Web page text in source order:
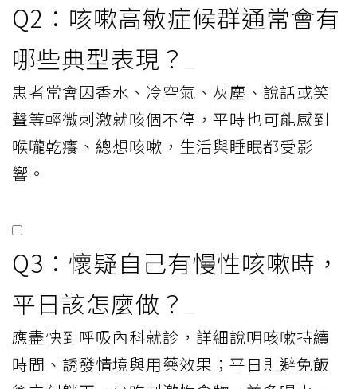
Q2：咳嗽高敏症候群通常會有
哪些典型表現？
患者常會因香水、冷空氣、灰塵、說話或笑
聲等輕微刺激就咳個不停，平時也可能感到
喉嚨乾癢、總想咳嗽，生活與睡眠都受影
響。
Q3：懷疑自己有慢性咳嗽時，
平日該怎麼做？
應盡快到呼吸內科就診，詳細說明咳嗽持續
時間、誘發情境與用藥效果；平日則避免飯